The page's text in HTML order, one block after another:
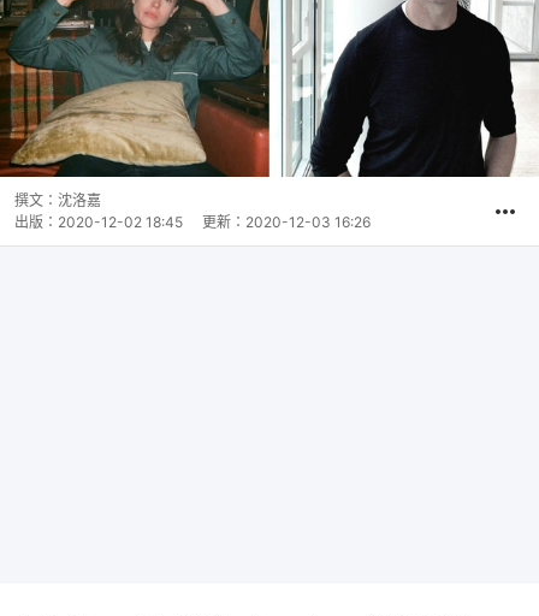
撰文： 沈洛嘉
出版： 2020-12-02 18:45 更新： 2020-12-03 16:26